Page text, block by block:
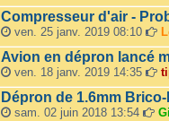
Compresseur d'air -
ven. 25 janv. 2019 08:10
Avion en dépron lancé
ven. 18 janv. 2019 14:35
Dépron de 1.6mm
sam. 02 juin 2018 13:54